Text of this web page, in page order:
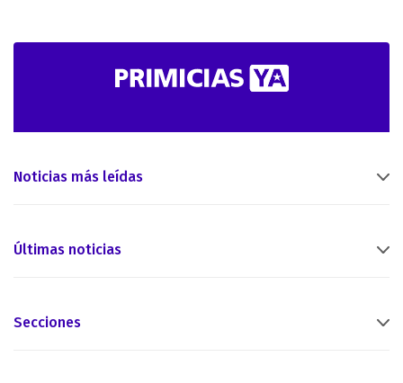
Noticias más leídas
Últimas noticias
Secciones